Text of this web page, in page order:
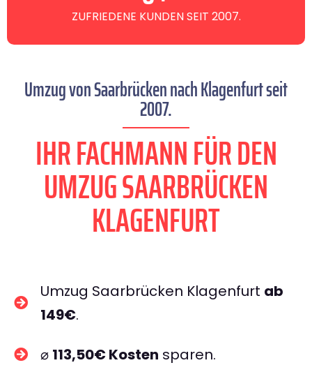
ZUFRIEDENE KUNDEN SEIT 2007.
Umzug von Saarbrücken nach Klagenfurt seit
2007.
IHR FACHMANN FÜR DEN
UMZUG SAARBRÜCKEN
KLAGENFURT
Umzug Saarbrücken Klagenfurt ab
149€.
⌀ 113,50€ Kosten sparen.